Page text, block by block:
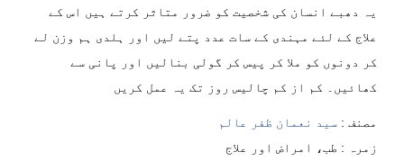
یہ دھبے انسان کی شخصیت کو ضرور متاثر کرتے ہیں اس کے
علاج کے لئے مہندی کے سات عدد پتے لیں اور ہلدی ہم وزن لے
کر دونوں کو ملا کر پیس کر گولی بنالیں اور پانی سے
کھائیں۔ کم از کم چالیس روز تک یہ عمل کریں
مصنف : سید نعمان ظفر عالم
⁠⁠⁠زمرہ : طب، امراض اور علاج